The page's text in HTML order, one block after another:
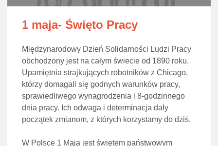
1 maja- Święto Pracy
Międzynarodowy Dzień Solidarności Ludzi Pracy
obchodzony jest na całym świecie od 1890 roku.
Upamiętnia strajkujących robotników z Chicago,
którzy domagali się godnych warunków pracy,
sprawiedliwego wynagrodzenia i 8-godzinnego
dnia pracy. Ich odwaga i determinacja dały
początek zmianom, z których korzystamy do dziś.
W Polsce 1 Maja jest świętem państwowym